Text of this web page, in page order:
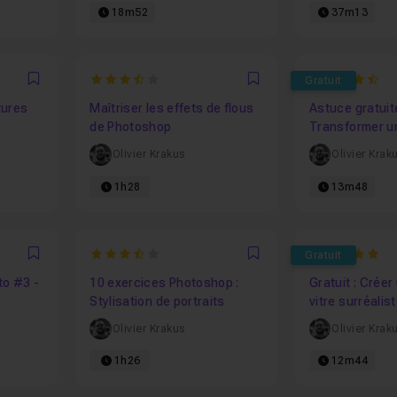
18m52 37m13
Favori 3.5 Favori
Maîtriser les effets de flous
de Photoshop
Olivier Krakus
1h28
Gratuit
Astuce
Transformer
statue d'or
Olivier
13m48
Favori
#3 -
3.6666666666667 Favori
10 exercices Photoshop :
Stylisation de portraits
Olivier Krakus
1h26
Gratuit
5
Gratuit :
vitre
Photoshop
Olivier
12m44